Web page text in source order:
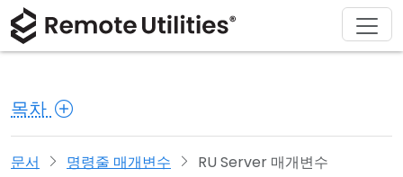
목차
문서 명령줄 매개변수 RU Server 매개변수
제품
보안
스크린샷
솔루션
제조 및 소매업
헬스케어
다운로드
macOS
Linux
구매
라이선스 어시스턴트
라이선스 업그레이드
지원
문서
지식 기반
회사 소개
보도 자료실
리뷰 작성하기